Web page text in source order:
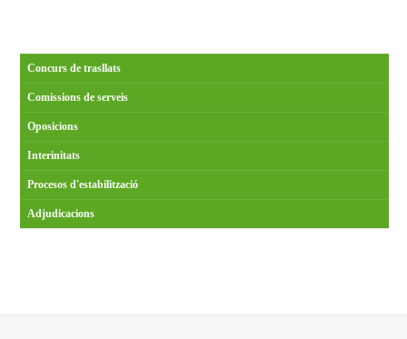
Concurs de trasllats
Comissions de serveis
Oposicions
Interinitats
Procesos d'estabilització
Adjudicacions